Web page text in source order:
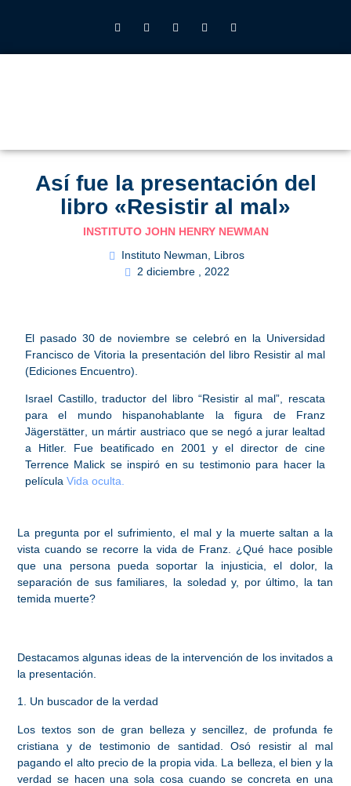
Así fue la presentación del
libro «Resistir al mal»
INSTITUTO JOHN HENRY NEWMAN
Instituto Newman
Libros
2 diciembre , 2022
El pasado 30 de noviembre se celebró en la Universidad
Francisco de Vitoria la presentación del libro Resistir al mal
(Ediciones Encuentro).
Israel Castillo, traductor del libro “Resistir al mal”, rescata
para el mundo hispanohablante la figura de Franz
Jägerstätter, un mártir austriaco que se negó a jurar lealtad
a Hitler. Fue beatificado en 2001 y el director de cine
Terrence Malick se inspiró en su testimonio para hacer la
película Vida oculta.
La pregunta por el sufrimiento, el mal y la muerte saltan a la
vista cuando se recorre la vida de Franz. ¿Qué hace posible
que una persona pueda soportar la injusticia, el dolor, la
separación de sus familiares, la soledad y, por último, la tan
temida muerte?
Destacamos algunas ideas de la intervención de los invitados a
la presentación.
1. Un buscador de la verdad
Los textos son de gran belleza y sencillez, de profunda fe
cristiana y de testimonio de santidad. Osó resistir al mal
pagando el alto precio de la propia vida. La belleza, el bien y la
verdad se hacen una sola cosa cuando se concreta en una